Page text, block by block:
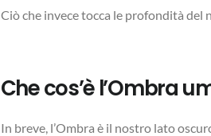
Ciò che invece tocca le profondità del
Che cos’è l’Ombra
In breve, l’Ombra è il nostro lato